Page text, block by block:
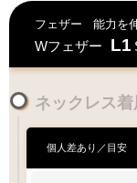
フェザー 能力を
Wフェザー L1
ネックレス着
個人差あり／目安